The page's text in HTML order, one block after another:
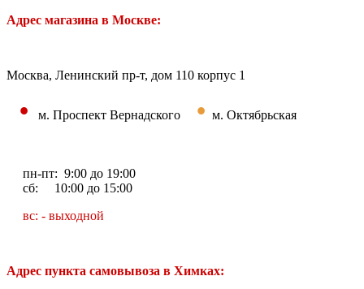
Адрес магазина в Москве:
Москва, Ленинский пр-т, дом 110 корпус 1
• м. Проспект Вернадского • м. Октябрьская
пн-пт: 9:00 до 19:00
сб: 10:00 до 15:00
вс: - выходной
Адрес пункта самовывоза в Химках: